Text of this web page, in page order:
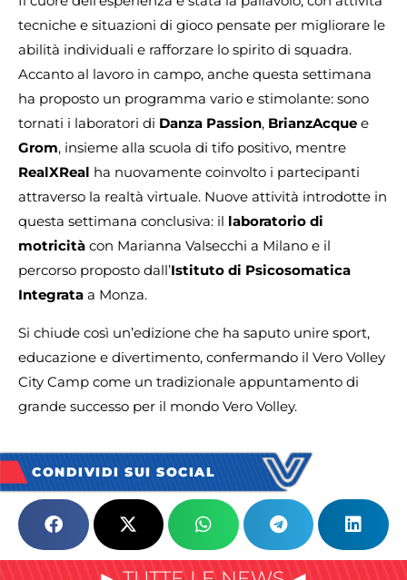
tecniche e situazioni di gioco pensate per migliorare le
abilità individuali e rafforzare lo spirito di squadra.
Accanto al lavoro in campo, anche questa settimana
ha proposto un programma vario e stimolante: sono
tornati i laboratori di Danza Passion, BrianzAcque e
Grom, insieme alla scuola di tifo positivo, mentre
RealXReal ha nuovamente coinvolto i partecipanti
attraverso la realtà virtuale. Nuove attività introdotte in
questa settimana conclusiva: il laboratorio di
motricità con Marianna Valsecchi a Milano e il
percorso proposto dall’Istituto di Psicosomatica
Integrata a Monza.
Si chiude così un’edizione che ha saputo unire sport,
educazione e divertimento, confermando il Vero Volley
City Camp come un tradizionale appuntamento di
grande successo per il mondo Vero Volley.
CONDIVIDI SUI SOCIAL